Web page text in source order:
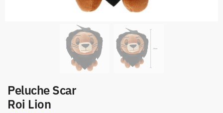
Peluche Scar
Roi Lion